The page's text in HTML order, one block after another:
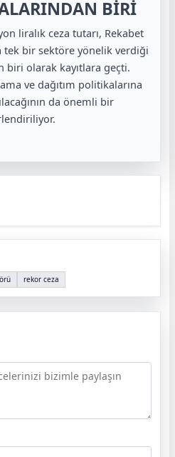
BİRİ
liralık ceza tutarı, Rekabet
tek bir sektöre yönelik verdiği
biri olarak kayıtlara geçti.
ve dağıtım politikalarına
da önemli bir
rekor ceza